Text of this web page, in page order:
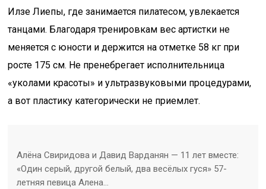
Илзе Лиепы, где занимается пилатесом, увлекается
танцами. Благодаря тренировкам вес артистки не
меняется с юности и держится на отметке 58 кг при
росте 175 см. Не пренебрегает исполнительница
«уколами красоты» и ультразвуковыми процедурами,
а вот пластику категорически не приемлет.
Алёна Свиридова и Давид Варданян — 11 лет вместе:
«Один серый, другой белый, два весёлых гуся» 57-
летняя певица Алена…